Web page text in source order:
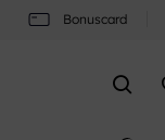
Bonuscard